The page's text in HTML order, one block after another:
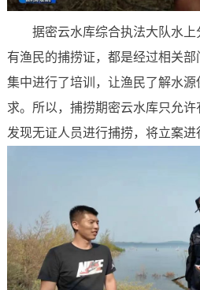
据密云水库综合执法大队水
有渔民的捕捞证，都是经过相关部
集中进行了培训，让渔民了解水
求。所以，捕捞期密云水库只允
发现无证人员进行捕捞，将立案进